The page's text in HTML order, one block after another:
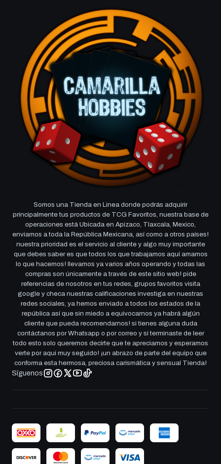
Somos una Tienda en Linea donde podrás adquirir
principalmente tus productos de TCG Favoritos, nuestra base de
operaciones está Ubicada en Apizaco, Tlaxcala, Mexico,
enviamos a toda la República Mexicana, así como a otros países!
nuestra prioridad es el servicio al cliente y algo muy importante
que debes saber es que todos los que trabajamos aquí amamos
lo que hacemos! llevamos ya varios años operando y todas las
compras son únicamente a través de este sitio web! pide
referencias de nosotros en tus redes, grupos favoritos visita
google y checa nuestras calificaciones investiga en nuestras
redes sociales, ya hemos enviado a todos los estados de la
república así que sin miedo a equivocarnos ya habrá algún
cliente que pueda recomendarnos! si tienes alguna duda
contáctanos por Whatsapp o por correo y si terminaste de leer
todo esto solo queremos decirte que te apreciamos y esperamos
verte por aqui muy seguido! ¡un abrazo de parte del equipo que
conforma esta hermosa, preciosa carismática y sensual Tienda!
Síguenos